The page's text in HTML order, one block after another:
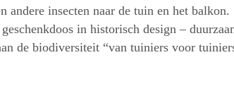
andere insecten naar de tuin en het balkon.
in historisch design –
de biodiversiteit “van tuiniers voor